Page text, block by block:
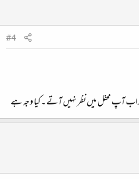
#4
اب آپ محفل میں نظر نہیں آتے ۔ کیا وجہ ہے